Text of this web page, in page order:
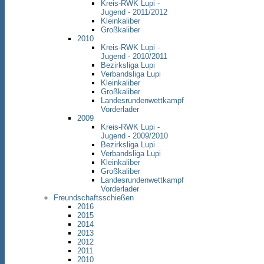
Kreis-RWK Lupi -
Jugend - 2011/2012
Kleinkaliber
Großkaliber
2010
Kreis-RWK Lupi -
Jugend - 2010/2011
Bezirksliga Lupi
Verbandsliga Lupi
Kleinkaliber
Großkaliber
Landesrundenwettkampf
Vorderlader
2009
Kreis-RWK Lupi -
Jugend - 2009/2010
Bezirksliga Lupi
Verbandsliga Lupi
Kleinkaliber
Großkaliber
Landesrundenwettkampf
Vorderlader
Freundschaftsschießen
2016
2015
2014
2013
2012
2011
2010